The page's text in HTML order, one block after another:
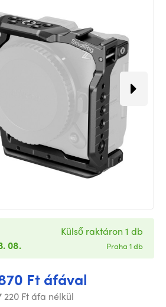
Ft áfával
220 Ft áfa nélkül
08.
Külső raktáron 1 db
Praha 1 db